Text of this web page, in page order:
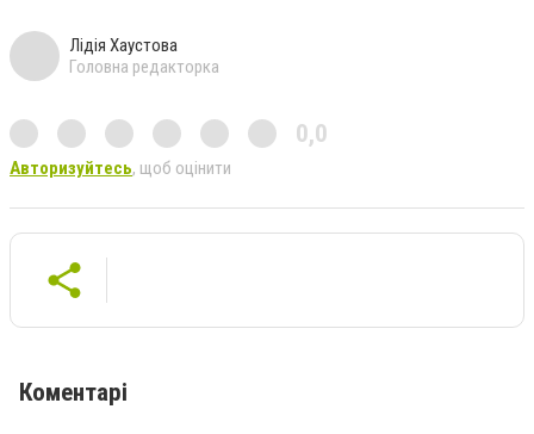
Лідія Хаустова
Головна редакторка
0,0
Авторизуйтесь, щоб оцінити
Коментарі